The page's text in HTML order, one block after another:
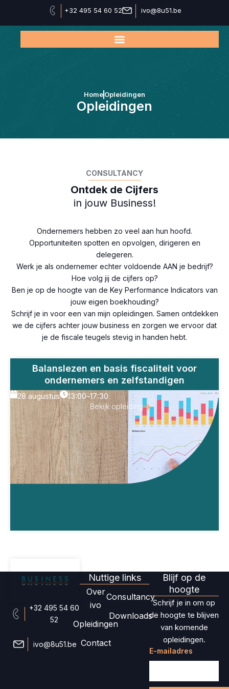
+32 495 54 60 52 ivo@8u51.be
HomeOpleidingen
Opleidingen
Ondernemers hebben zo veel aan hun hoofd.
Opportuniteiten spotten en opvolgen, dirigeren en
delegeren.
Werk je als ondernemer echter voldoende AAN je bedrijf?
Hoe volg jij de cijfers op?
Ben je op de hoogte van de Key Performance Indicators van
jouw eigen boekhouding?
Schrijf je in voor een van mijn opleidingen. Samen ontdekken
we de cijfers achter jouw business en zorgen we ervoor dat
je de fiscale teugels stevig in handen hebt.
CONSULTANCY
Ontdek de Cijfers
in jouw Business!
Balanslezen en basis fiscaliteit voor
ondernemers en zelfstandigen
Bekijk opleiding
28 augustus 13:00–17:30
+32 495 54 60
52
ivo@8u51.be
Nuttige links
Over
ivo
Opleidingen
Contact
Consultancy
Downloads
Blijf op de
hoogte
Schrijf je in om op
de hoogte te blijven
van komende
opleidingen.
E-mailadres